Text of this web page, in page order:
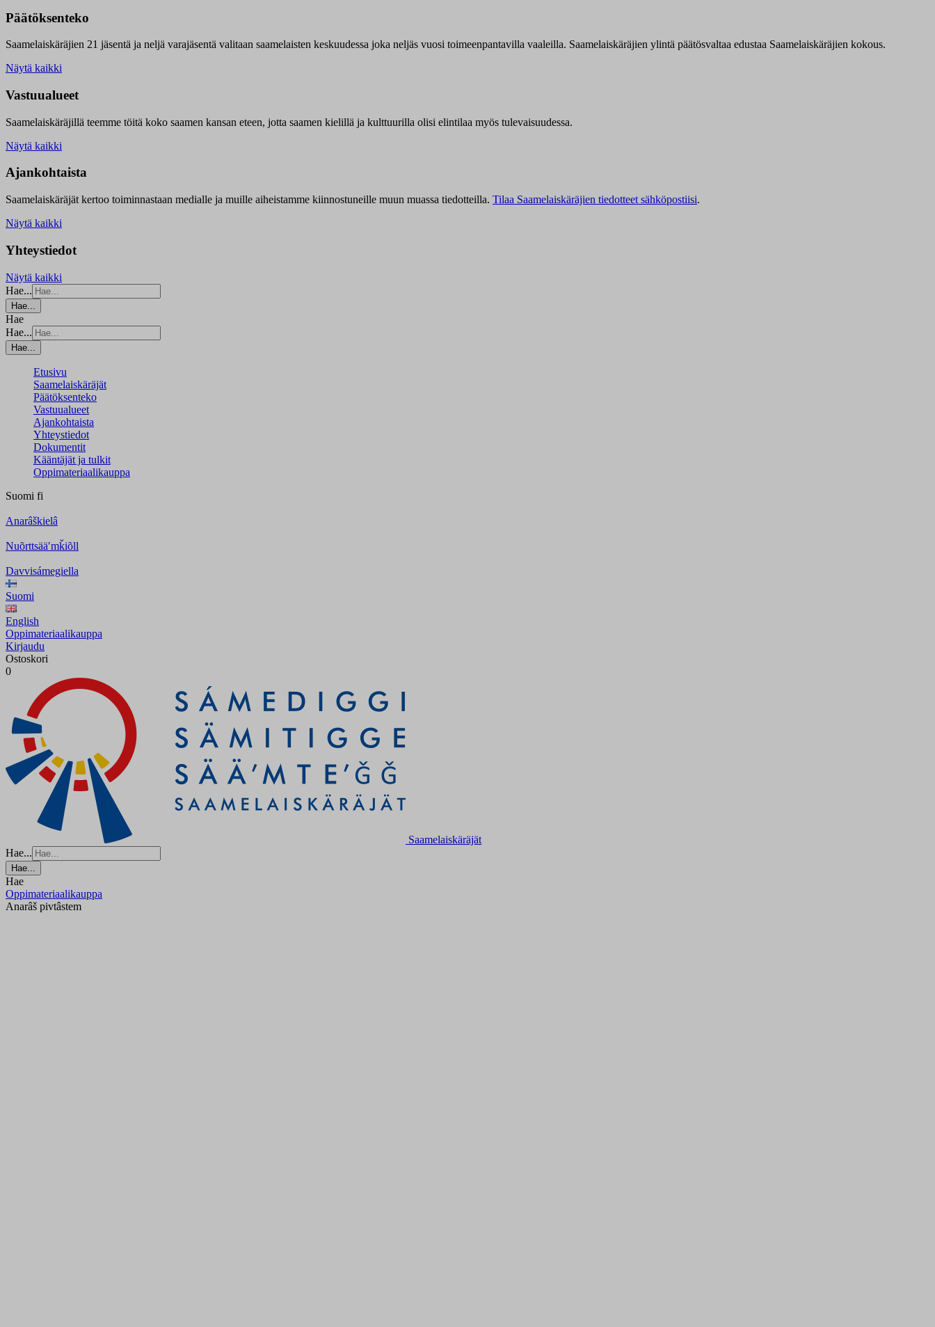
Päätöksenteko
Saamelaiskäräjien 21 jäsentä ja neljä varajäsentä valitaan saamelaisten keskuudessa joka neljäs vuosi toimeenpantavilla vaaleilla. Saamelaiskäräjien ylintä päätösvaltaa edustaa Saamelaiskäräjien kokous.
Näytä kaikki
Vastuualueet
Saamelaiskäräjillä teemme töitä koko saamen kansan eteen, jotta saamen kielillä ja kulttuurilla olisi elintilaa myös tulevaisuudessa.
Näytä kaikki
Ajankohtaista
Saamelaiskäräjät kertoo toiminnastaan medialle ja muille aiheistamme kiinnostuneille muun muassa tiedotteilla. Tilaa Saamelaiskäräjien tiedotteet sähköpostiisi.
Näytä kaikki
Yhteystiedot
Näytä kaikki
Hae...
Hae...
Hae
Hae...
Hae...
Etusivu
Saamelaiskäräjät
Päätöksenteko
Vastuualueet
Ajankohtaista
Yhteystiedot
Dokumentit
Kääntäjät ja tulkit
Oppimateriaalikauppa
Suomi fi
Anarâškielâ
Nuõrttsääʹmǩiõll
Davvisámegiella
Suomi
English
Oppimateriaalikauppa
Kirjaudu
Ostoskori
0
Saamelaiskäräjät
Hae...
Hae...
Hae
Oppimateriaalikauppa
Anarâš pivtâstem